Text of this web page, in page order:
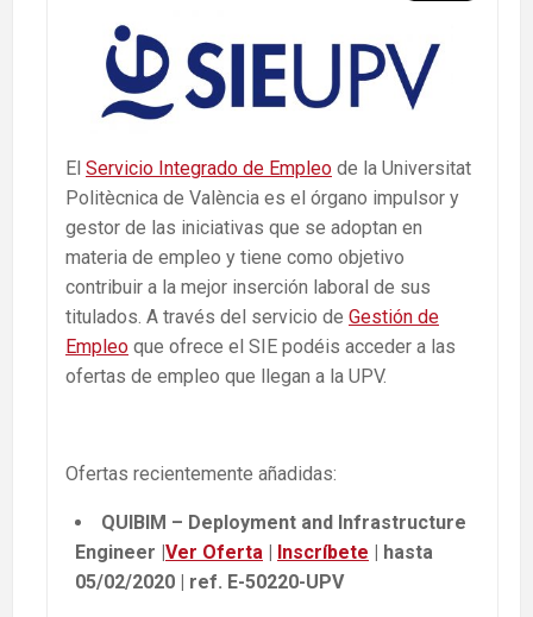
El Servicio Integrado de Empleo de la Universitat
Politècnica de València es el órgano impulsor y
gestor de las iniciativas que se adoptan en
materia de empleo y tiene como objetivo
contribuir a la mejor inserción laboral de sus
titulados. A través del servicio de Gestión de
Empleo que ofrece el SIE podéis acceder a las
ofertas de empleo que llegan a la UPV.
Ofertas recientemente añadidas:
QUIBIM – Deployment and Infrastructure
Engineer |Ver Oferta | Inscríbete | hasta
05/02/2020 | ref. E-50220-UPV